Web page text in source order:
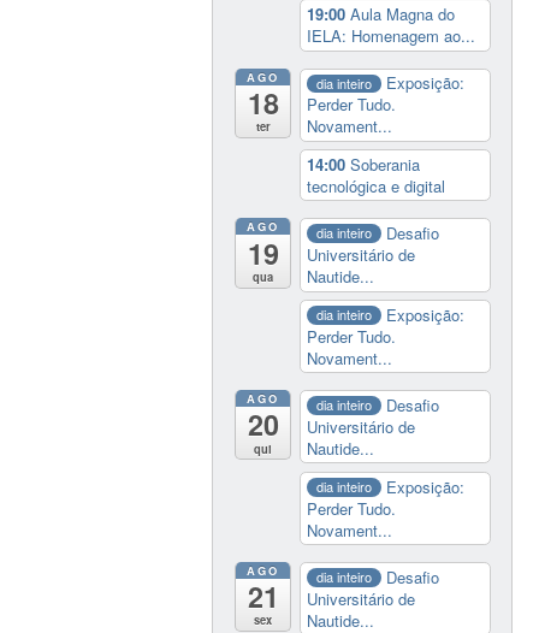
19:00Aula Magna do
IELA: Homenagem ao...
AGO
18
ter
dia inteiro
Exposição:
Perder Tudo.
Novament...
14:00Soberania
tecnológica e digital
AGO
19
qua
dia inteiro
Desafio
Universitário de
Nautide...
dia inteiro
Exposição:
Perder Tudo.
Novament...
AGO
20
qui
dia inteiro
Desafio
Universitário de
Nautide...
dia inteiro
Exposição:
Perder Tudo.
Novament...
AGO
21
sex
dia inteiro
Desafio
Universitário de
Nautide...